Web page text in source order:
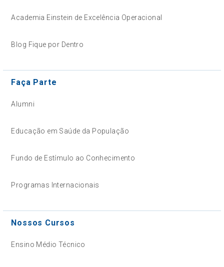
Academia Einstein de Excelência Operacional
Blog Fique por Dentro
Faça Parte
Alumni
Educação em Saúde da População
Fundo de Estímulo ao Conhecimento
Programas Internacionais
Nossos Cursos
Ensino Médio Técnico